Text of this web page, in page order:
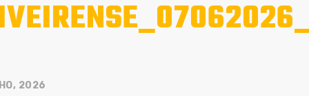
2026